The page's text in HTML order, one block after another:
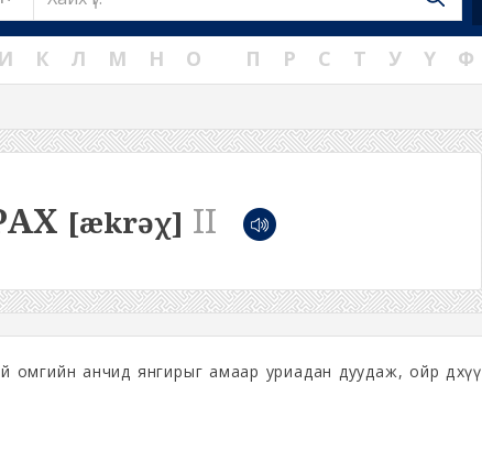
И К Л М Н О П Р С Т У Ү Ф
[ækrəχ] II
омгийн анчид янгирыг амаар уриадан дуудаж, ойр дөхүү